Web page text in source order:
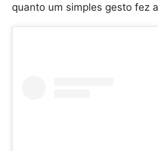
quanto um simples gesto fez